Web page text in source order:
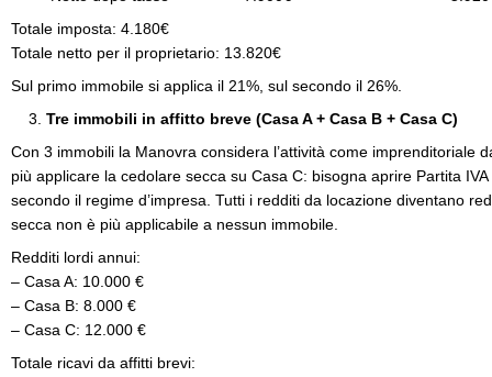
Totale imposta: 4.180€
Totale netto per il proprietario: 13.820€
Sul primo immobile si applica il 21%, sul secondo il 26%.
3. Tre immobili in affitto breve (Casa A + Casa B + Casa C)
Con 3 immobili la Manovra considera l’attività come imprenditoriale
più applicare la cedolare secca su Casa C: bisogna aprire Partita
secondo il regime d’impresa. Tutti i redditi da locazione diventano
secca non è più applicabile a nessun immobile.
Redditi lordi annui:
– Casa A: 10.000 €
– Casa B: 8.000 €
– Casa C: 12.000 €
Totale ricavi da affitti brevi: